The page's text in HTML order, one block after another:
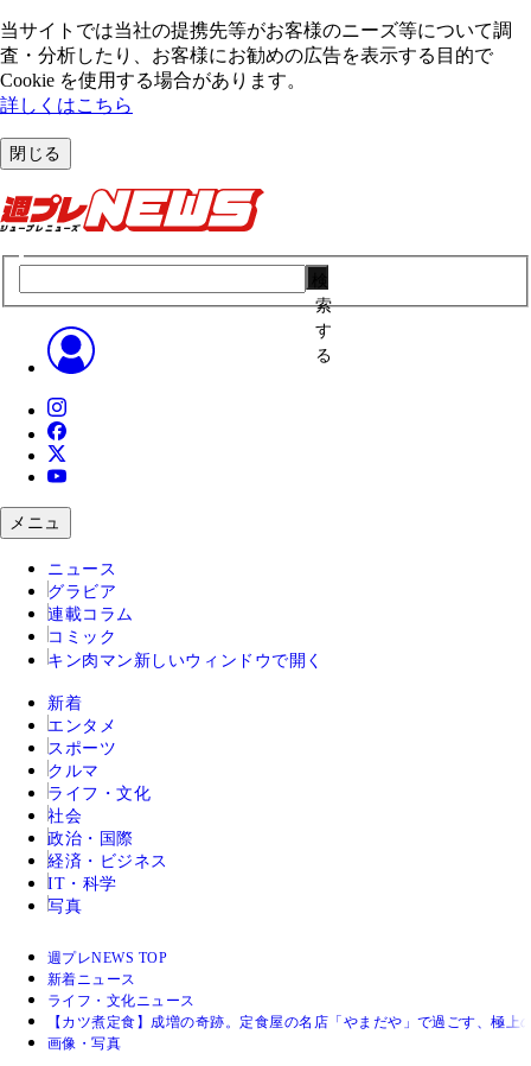
当サイトでは当社の提携先等がお客様のニーズ等について調
査・分析したり、お客様にお勧めの広告を表⽰する⽬的で
Cookie を使⽤する場合があります。
詳しくはこちら
閉じる
索
す
る
メニュ
ニュース
グラビア
連載コラム
コミック
キン肉マン 新しいウィンドウで開く
新着
エンタメ
スポーツ
クルマ
ライフ・文化
社会
政治・国際
経済・ビジネス
IT・科学
写真
週プレNEWS TOP
新着ニュース
ライフ・文化ニュース
【カツ煮定食】成増の奇跡。定食屋の名店「やまだや」で過ごす、極
画像・写真